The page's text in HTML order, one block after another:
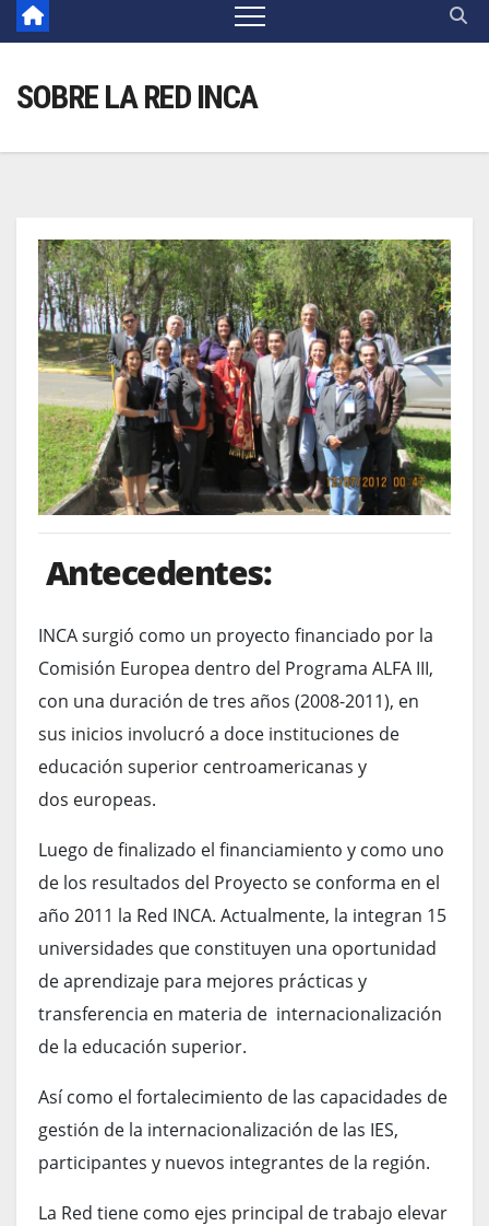
SOBRE LA RED INCA
Antecedentes:
INCA surgió como un proyecto financiado por la
Comisión Europea dentro del Programa ALFA III,
con una duración de tres años (2008-2011), en
sus inicios involucró a doce instituciones de
educación superior centroamericanas y
dos europeas.
Luego de finalizado el financiamiento y como uno
de los resultados del Proyecto se conforma en el
año 2011 la Red INCA. Actualmente, la integran 15
universidades que constituyen una oportunidad
de aprendizaje para mejores prácticas y
transferencia en materia de internacionalización
de la educación superior.
Así como el fortalecimiento de las capacidades de
gestión de la internacionalización de las IES,
participantes y nuevos integrantes de la región.
La Red tiene como ejes principal de trabajo elevar